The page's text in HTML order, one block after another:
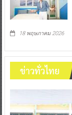
18 พฤษภาคม 2026
ข่าวทั่วไทย